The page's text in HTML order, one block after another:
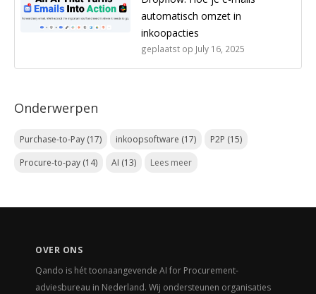
automatisch omzet in
inkoopacties
geplaatst op July 16, 2025
Onderwerpen
Purchase-to-Pay (17) inkoopsoftware (17) P2P (15)
Procure-to-pay (14) AI (13) Lees meer
OVER ONS
Qando is hét toonaangevende AI for Procurement-
adviesbureau in Nederland. Wij ondersteunen organisaties